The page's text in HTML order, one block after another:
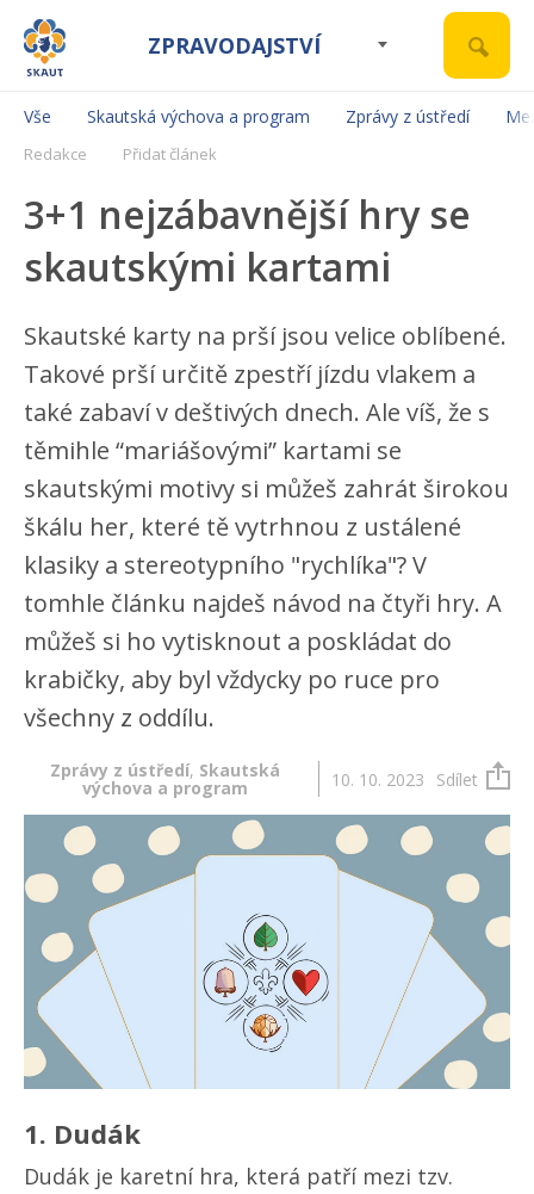
ZPRAVODAJSTVÍ
Vše Skautská výchova a program Zprávy z ústředí
Redakce Přidat článek
3+1 nejzábavnější hry se
skautskými kartami
Skautské karty na prší jsou velice oblíbené.
Takové prší určitě zpestří jízdu vlakem a
také zabaví v deštivých dnech. Ale víš, že s
těmihle “mariášovými” kartami se
skautskými motivy si můžeš zahrát širokou
škálu her, které tě vytrhnou z ustálené
klasiky a stereotypního "rychlíka"? V
tomhle článku najdeš návod na čtyři hry. A
můžeš si ho vytisknout a poskládat do
krabičky, aby byl vždycky po ruce pro
všechny z oddílu.
Zprávy z ústředí, Skautská
výchova a program 10. 10. 2023 Sdílet
1. Dudák
Dudák je karetní hra, která patří mezi tzv.